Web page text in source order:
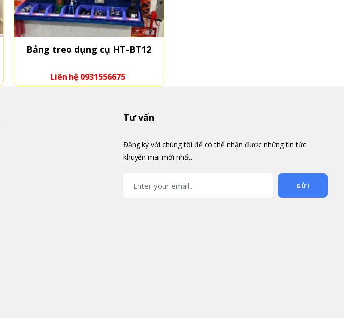
Bảng treo dụng cụ HT-BT12
Liên hệ 0931556675
Tư vấn
Đăng ký với chúng tôi để có thể nhận được những tin tức
khuyến mãi mới nhất.
GỬI